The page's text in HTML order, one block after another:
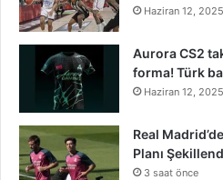
Haziran 12, 2025
Aurora CS2
forma! Türk
Haziran 12, 2025
Real
Planı
3 saat önce